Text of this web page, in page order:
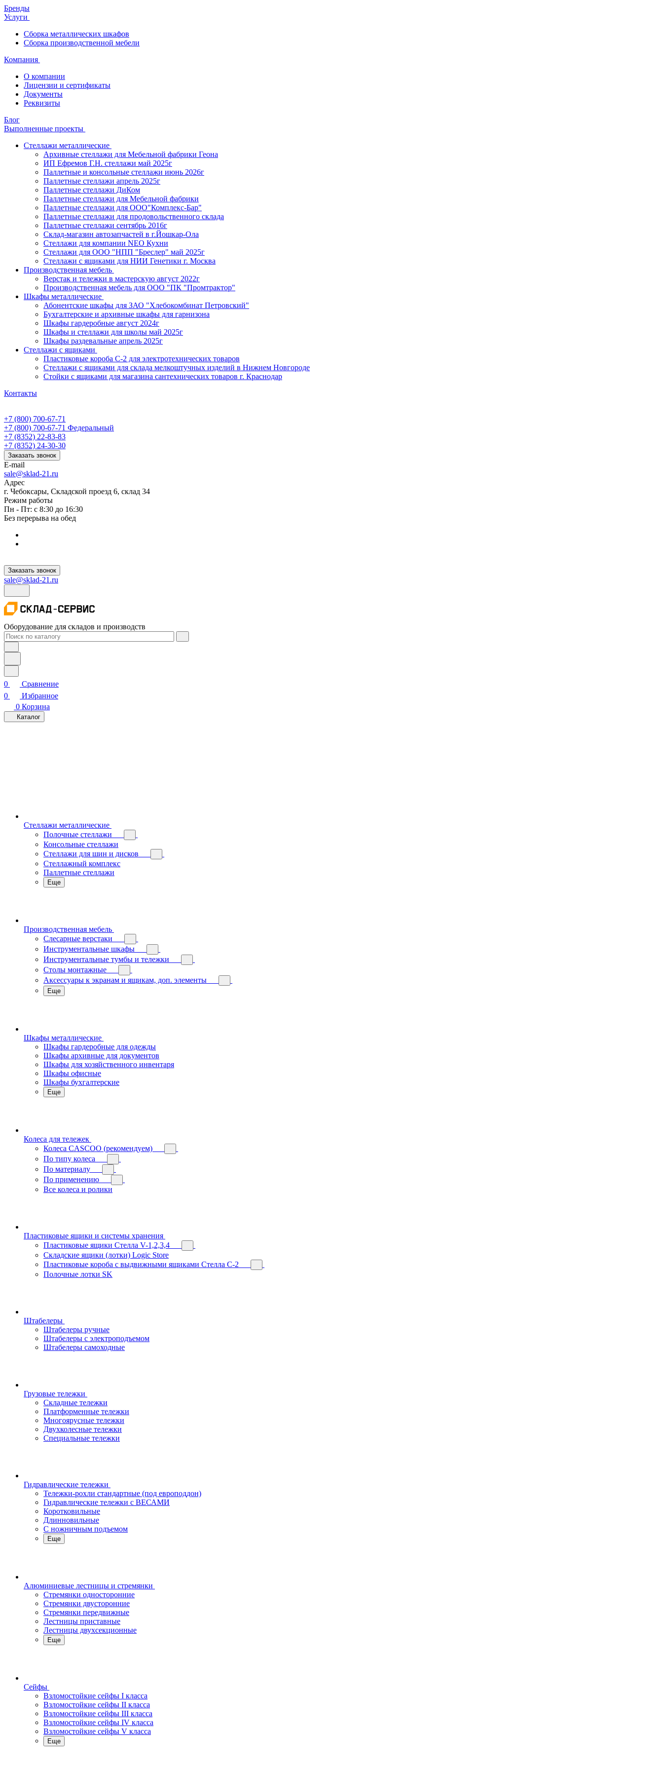
Бренды
Услуги
Сборка металлических шкафов
Сборка производственной мебели
Компания
О компании
Лицензии и сертификаты
Документы
Реквизиты
Блог
Выполненные проекты
Стеллажи металлические
Архивные стеллажи для Мебельной фабрики Геона
ИП Ефремов Г.Н. стеллажи май 2025г
Паллетные и консольные стеллажи июнь 2026г
Паллетные стеллажи апрель 2025г
Паллетные стеллажи ДиКом
Паллетные стеллажи для Мебельной фабрики
Паллетные стеллажи для ООО"Комплекс-Бар"
Паллетные стеллажи для продовольственного склада
Паллетные стеллажи сентябрь 2016г
Склад-магазин автозапчастей в г.Йошкар-Ола
Стеллажи для компании NEO Кухни
Стеллажи для ООО "НПП "Бреслер" май 2025г
Стеллажи с ящиками для НИИ Генетики г. Москва
Производственная мебель
Верстак и тележки в мастерскую август 2022г
Производственная мебель для ООО "ПК "Промтрактор"
Шкафы металлические
Абонентские шкафы для ЗАО "Хлебокомбинат Петровский"
Бухгалтерские и архивные шкафы для гарнизона
Шкафы гардеробные август 2024г
Шкафы и стеллажи для школы май 2025г
Шкафы раздевальные апрель 2025г
Стеллажи с ящиками
Пластиковые короба С-2 для электротехнических товаров
Стеллажи с ящиками для склада мелкоштучных изделий в Нижнем Новгороде
Стойки с ящиками для магазина сантехнических товаров г. Краснодар
Контакты
+7 (800) 700-67-71
+7 (800) 700-67-71 Федеральный
+7 (8352) 22-83-83
+7 (8352) 24-30-30
Заказать звонок
E-mail
sale@sklad-21.ru
Адрес
г. Чебоксары, Складской проезд 6, склад 34
Режим работы
Пн - Пт: с 8:30 до 16:30
Без перерыва на обед
Заказать звонок
sale@sklad-21.ru
Оборудование для складов и производств
0
Сравнение
0
Избранное
0 Корзина
Каталог
Стеллажи металлические
Полочные стеллажи
Консольные стеллажи
Стеллажи для шин и дисков
Стеллажный комплекс
Паллетные стеллажи
Еще
Производственная мебель
Слесарные верстаки
Инструментальные шкафы
Инструментальные тумбы и тележки
Столы монтажные
Аксессуары к экранам и ящикам, доп. элементы
Еще
Шкафы металлические
Шкафы гардеробные для одежды
Шкафы архивные для документов
Шкафы для хозяйственного инвентаря
Шкафы офисные
Шкафы бухгалтерские
Еще
Колеса для тележек
Колеса CASCOO (рекомендуем)
По типу колеса
По материалу
По применению
Все колеса и ролики
Пластиковые ящики и системы хранения
Пластиковые ящики Стелла V-1,2,3,4
Складские ящики (лотки) Logiс Store
Пластиковые короба с выдвижными ящиками Стелла С-2
Полочные лотки SK
Штабелеры
Штабелеры ручные
Штабелеры с электроподъемом
Штабелеры самоходные
Грузовые тележки
Складные тележки
Платформенные тележки
Многоярусные тележки
Двухколесные тележки
Специальные тележки
Гидравлические тележки
Тележки-рохли стандартные (под европоддон)
Гидравлические тележки с ВЕСАМИ
Коротковильные
Длинновильные
С ножничным подъемом
Еще
Алюминиевые лестницы и стремянки
Стремянки односторонние
Стремянки двусторонние
Стремянки передвижные
Лестницы приставные
Лестницы двухсекционные
Еще
Сейфы
Взломостойкие сейфы I класса
Взломостойкие сейфы II класса
Взломостойкие сейфы III класса
Взломостойкие сейфы IV класса
Взломостойкие сейфы V класса
Еще